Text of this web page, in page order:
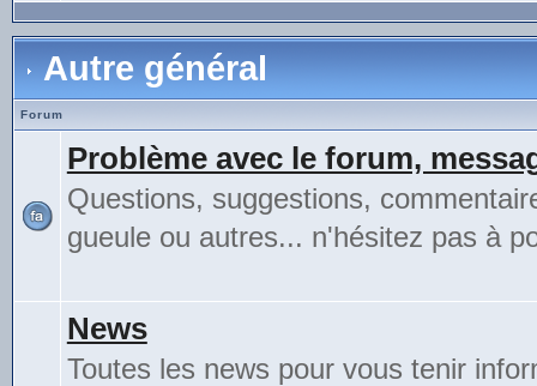
Autre général
Forum
Problème avec le forum,
Questions, suggestions,
gueule ou autres... n'hésitez pas à
News
Toutes les news pour vous tenir